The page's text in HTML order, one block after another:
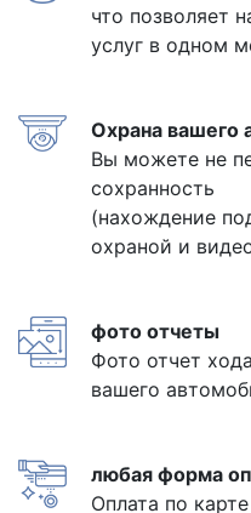
что позволяет
услуг в одном
Охрана вашего
Вы можете не
сохранность
(нахождение
охраной и
фото отчеты
Фото отчет
вашего
любая форма
Оплата по